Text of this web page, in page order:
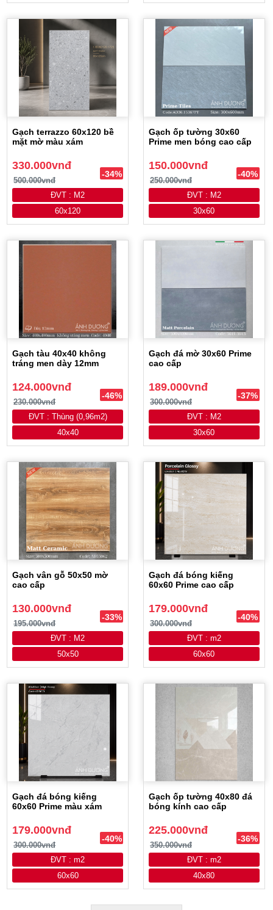
Gạch terrazzo 60x120 bề
mặt mờ màu xám
330.000vnđ
500.000vnđ
-34%
ĐVT : M2
60x120
Gạch ốp tường 30x60
Prime men bóng cao cấp
150.000vnđ
250.000vnđ
-40%
ĐVT : M2
30x60
Gạch tàu 40x40 không
tráng men dày 12mm
124.000vnđ
230.000vnđ
-46%
ĐVT : Thùng (0,96m2)
40x40
Gạch đá mờ 30x60 Prime
cao cấp
189.000vnđ
300.000vnđ
-37%
ĐVT : M2
30x60
Gạch vân gỗ 50x50 mờ
cao cấp
130.000vnđ
195.000vnđ
-33%
ĐVT : M2
50x50
Gạch đá bóng kiếng
60x60 Prime cao cấp
179.000vnđ
300.000vnđ
-40%
ĐVT : m2
60x60
Gạch đá bóng kiếng
60x60 Prime màu xám
179.000vnđ
300.000vnđ
-40%
ĐVT : m2
60x60
Gạch ốp tường 40x80 đá
bóng kính cao cấp
225.000vnđ
350.000vnđ
-36%
ĐVT : m2
40x80